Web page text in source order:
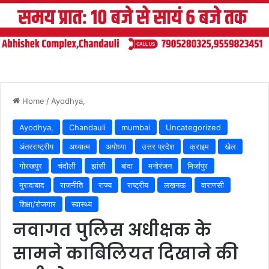
Home / Ayodhya,
Ayodhya, Chandauli mumbai
Uncategorized
अंतरराष्ट्रीय
अध्यात्म अयोध्या उत्तर प्रदेश क्राइम
खेल
गोरखपुर
चंदौली झांसी बांदा मनोरंजन
मिर्जापुर
मुरादाबाद
राजनीति राज्य राष्ट्रीय लख़नऊ
वाराणसी
शिक्षा/रोजगार
स्वास्थ्य
नवागत पुलिस अधीक्षक के
सामने काबिलियत दिखाने की